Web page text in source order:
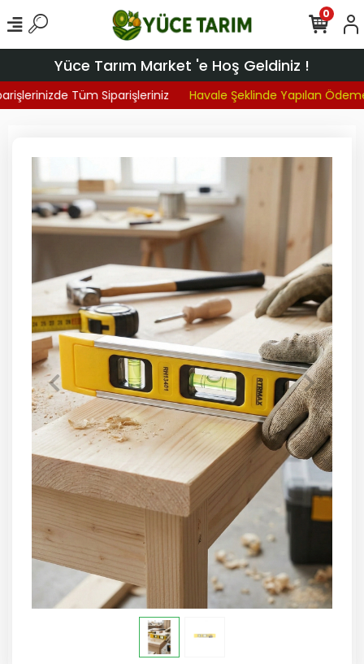
Yüce Tarım Market 'e Hoş Geldiniz !
Tüm Siparişleriniz Havale Şeklinde Yapılan
0